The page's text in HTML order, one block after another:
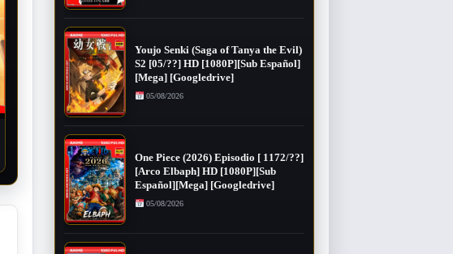
Youjo Senki (Saga of Tanya the Evil)
S2 [05/??] HD [1080P][Sub Español]
[Mega] [Googledrive]
05/08/2026
One Piece (2026) Episodio [ 1172/??]
[Arco Elbaph] HD [1080P][Sub
Español][Mega] [Googledrive]
05/08/2026